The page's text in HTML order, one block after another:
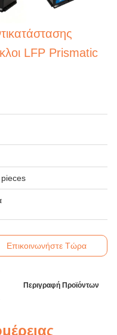
LFP Prismatic
Επικοινωνήστε Τώρα
Περιγραφή Προϊόντων